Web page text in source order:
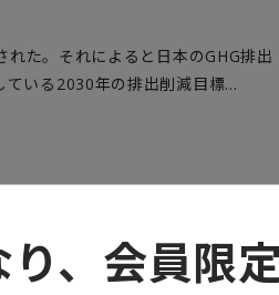
た。それによると日本のGHG排出
ている2030年の排出削減目標
前の2010年の排出量をも下回る結
。
後数年で真価を問われる日
、会員限